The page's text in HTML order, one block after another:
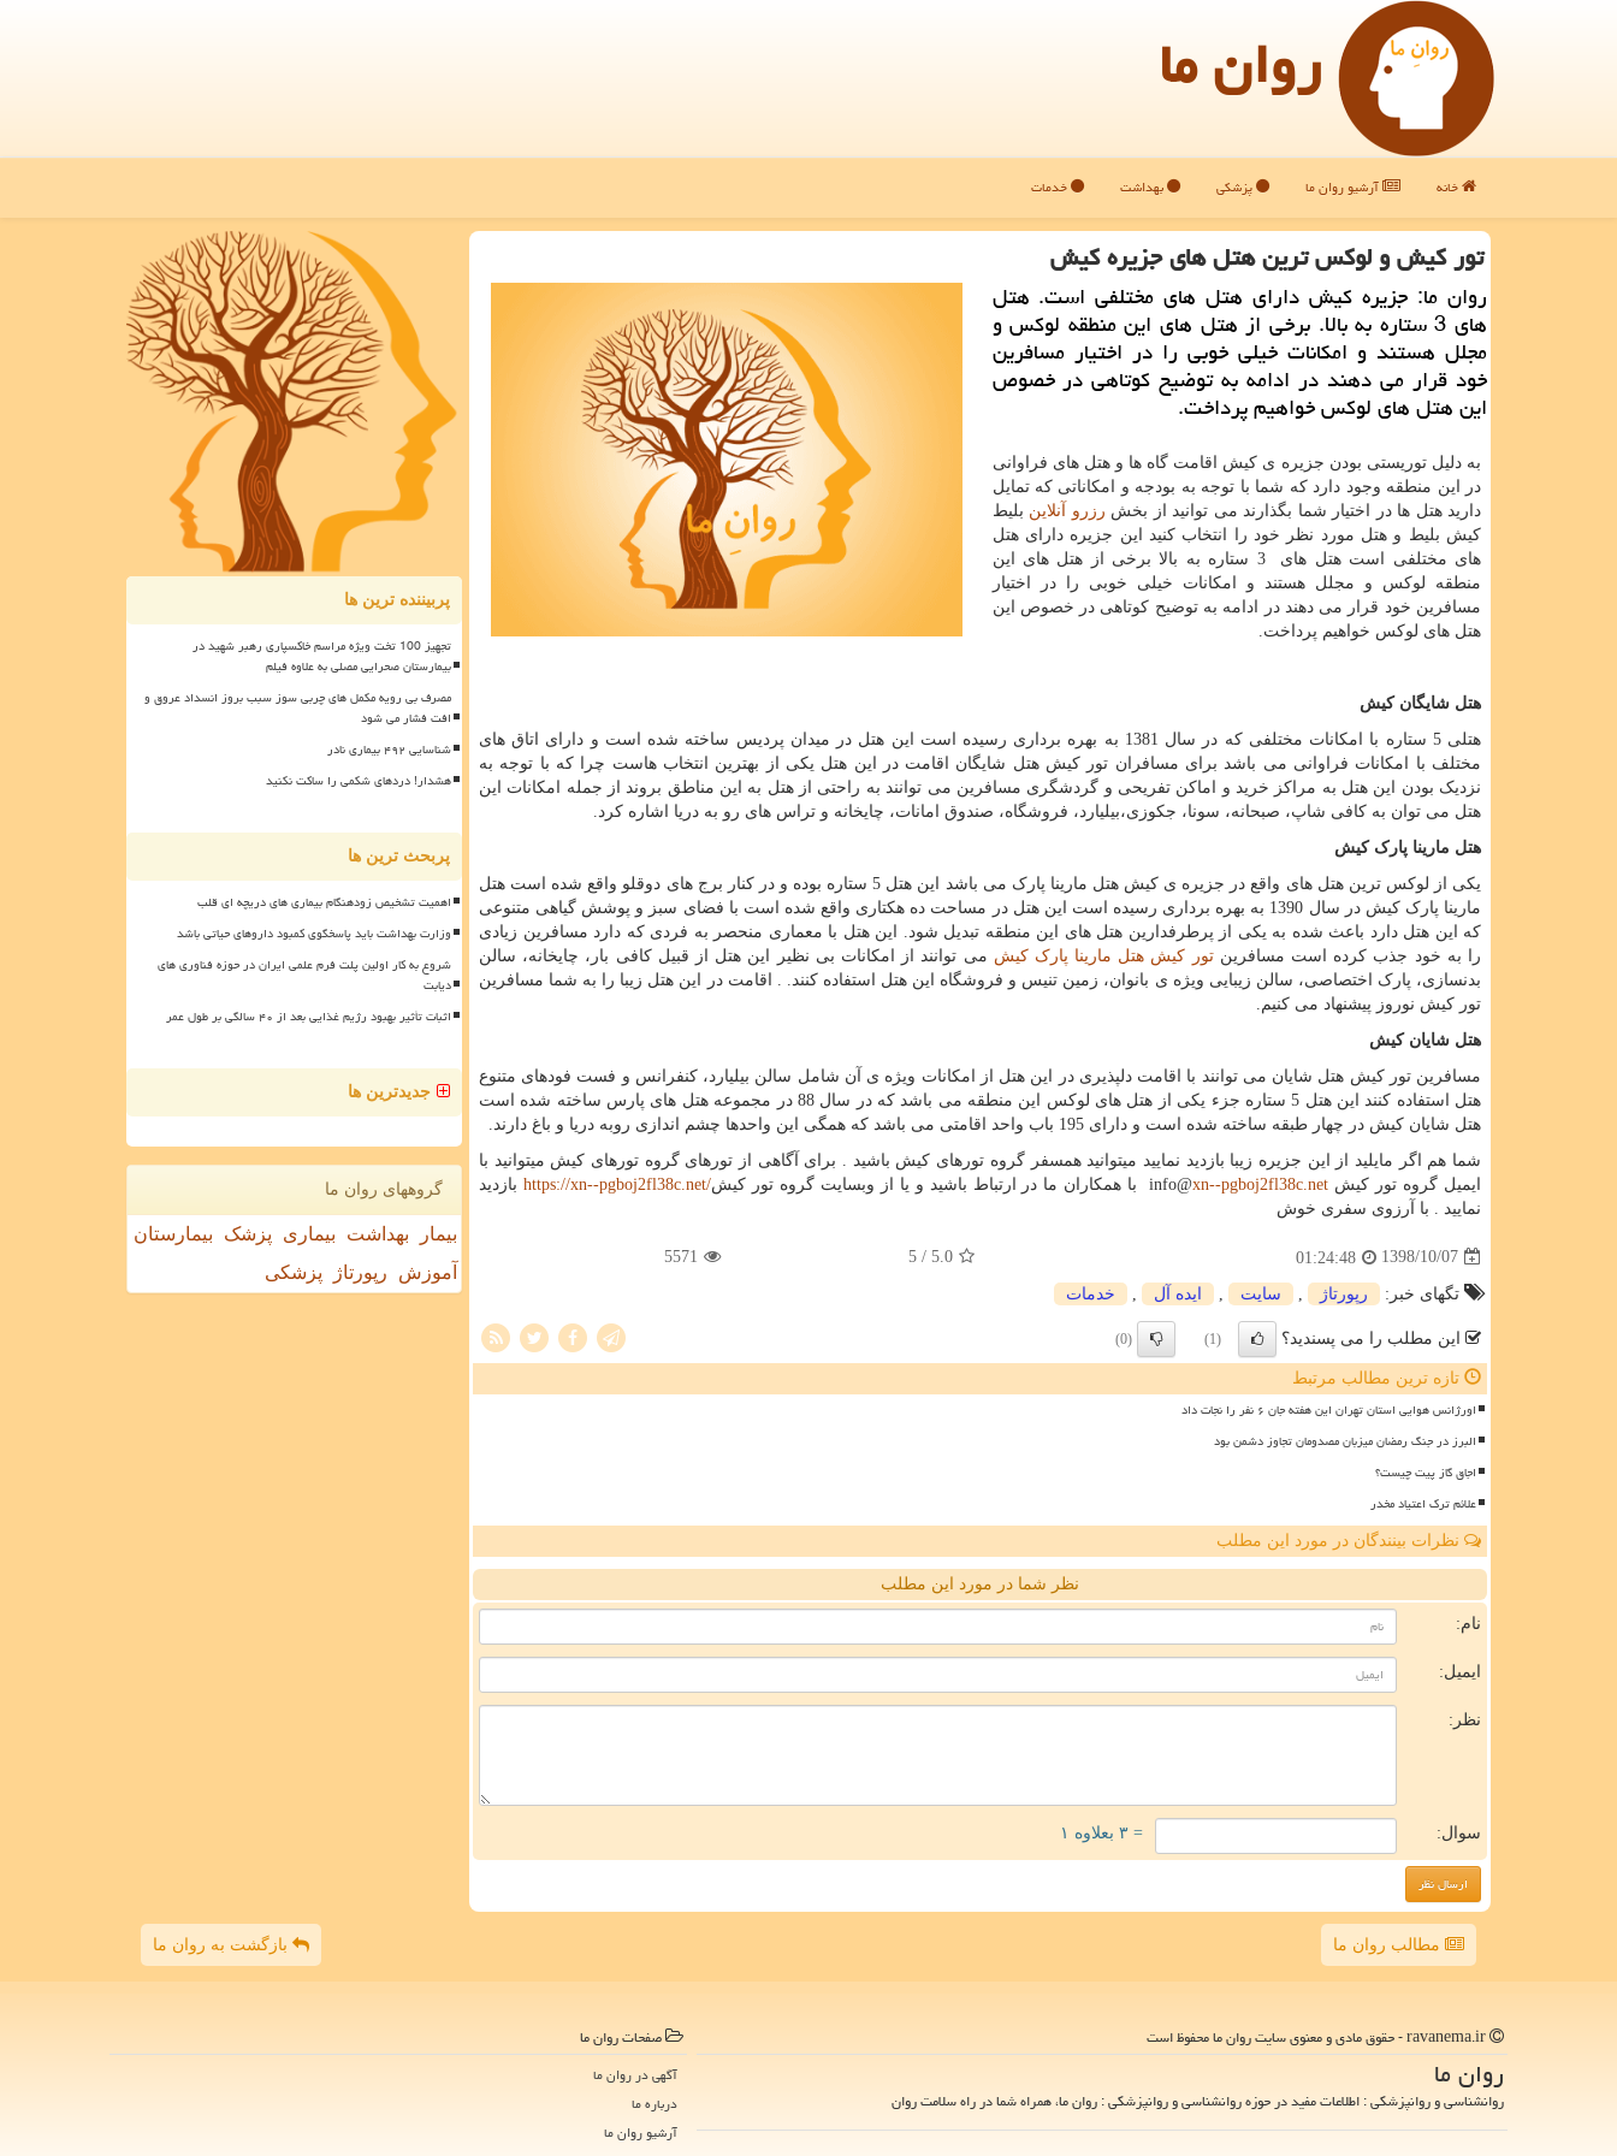
روان ما
خانه آرشیو روان ما پزشکی بهداشت خدمات
تور كیش و لوكس ترین هتل های جزیره كیش
روان ما: جزیره كیش دارای هتل های مختلفی است. هتل
های 3 ستاره به بالا. برخی از هتل های این منطقه لوكس و
مجلل هستند و امكانات خیلی خوبی را در اختیار مسافرین
خود قرار می دهند در ادامه به توضیح كوتاهی در خصوص
این هتل های لوكس خواهیم پرداخت.
به دلیل توریستی بودن جزیره ی کیش اقامت گاه ها و هتل های فراوانی
در این منطقه وجود دارد که شما با توجه به بودجه و امکاناتی که تمایل
دارید هتل ها در اختیار شما بگذارند می توانید از بخش رزرو آنلاین بلیط
کیش بلیط و هتل مورد نظر خود را انتخاب کنید این جزیره دارای هتل
های مختلفی است هتل های
3 ستاره به بالا برخی از هتل های این
منطقه لوکس و مجلل هستند و امکانات خیلی خوبی را در اختیار
مسافرین خود قرار می دهند در ادامه به توضیح کوتاهی در خصوص این
هتل های لوکس خواهیم پرداخت.
هتل شایگان کیش
هتلی 5 ستاره با امکانات مختلفی که در سال 1381 به بهره برداری رسیده است این هتل در میدان پردیس ساخته شده است و دارای اتاق های
مختلف با امکانات فراوانی می باشد برای مسافران تور کیش هتل شایگان اقامت در این هتل یکی از بهترین انتخاب هاست چرا که با توجه به
نزدیک بودن این هتل به مراکز خرید و اماکن تفریحی و گردشگری مسافرین می توانند به راحتی از هتل به این مناطق بروند از جمله امکانات این
هتل می توان به کافی شاپ، صبحانه، سونا، جکوزی،بیلیارد، فروشگاه، صندوق امانات، چایخانه و تراس های رو به دریا اشاره کرد.
هتل مارینا پارک کیش
یکی از لوکس ترین هتل های واقع در جزیره ی کیش هتل مارینا پارک می باشد این هتل 5 ستاره بوده و در کنار برج های دوقلو واقع شده است هتل
مارینا پارک کیش در سال 1390 به بهره برداری رسیده است این هتل در مساحت ده هکتاری واقع شده است با فضای سبز و پوشش گیاهی متنوعی
که این هتل دارد باعث شده به یکی از پرطرفدارین هتل های این منطقه تبدیل شود. این هتل با معماری منحصر به فردی که دارد مسافرین زیادی
را به خود جذب کرده است مسافرینتور کیش هتل مارینا پارک کیش می توانند از امکانات بی نظیر این هتل از قبیل کافی بار، چایخانه، سالن
بدنسازی، پارک اختصاصی، سالن زیبایی ویژه ی بانوان، زمین تنیس و فروشگاه این هتل استفاده کنند. . اقامت در این هتل زیبا را به شما مسافرین
تور کیش نوروز پیشنهاد می کنیم.
هتل شایان کیش
مسافرین تور کیش هتل شایان می توانند با اقامت دلپذیری در این هتل از امکانات ویژه ی آن شامل سالن بیلیارد، کنفرانس و فست فودهای متنوع
هتل استفاده کنند این هتل 5 ستاره جزء یکی از هتل های لوکس این منطقه می باشد که در سال 88 در مجموعه هتل های پارس ساخته شده است
هتل شایان کیش در چهار طبقه ساخته شده است و دارای 195 باب واحد اقامتی می باشد که همگی این واحدها چشم اندازی روبه دریا و باغ دارند.
شما هم اگر مایلید از این جزیره زیبا بازدید نمایید میتوانید همسفر گروه تورهای کیش باشید . برای آگاهی از تورهای گروه تورهای کیش میتوانید با
ایمیل گروه تور کیش
info@xn--pgboj2fl38c.net با همکاران ما در ارتباط باشید و یا از وبسایت گروه تور کیشhttps://xn--pgboj2fl38c.net/ بازدید
نمایید . با آرزوی سفری خوش
1398/10/07
01:24:48
5.0
/ 5
5571
تگهای خبر: رپورتاژ سایت ایده آل خدمات
این مطلب را می پسندید؟ (1)
(0)
تازه ترین مطالب مرتبط
اورژانس هوایی استان تهران این هفته جان ۶ نفر را نجات داد
البرز در جنگ رمضان میزبان مصدومان تجاوز دشمن بود
اجاق گاز پیت چیست؟
علائم ترک اعتیاد مخدر
نظرات بینندگان در مورد این مطلب
نظر شما در مورد این مطلب
نام:
ایمیل:
نظر:
سوال: = ۳ بعلاوه ۱
پربیننده ترین ها
تجهیز 100 تخت ویژه مراسم خاکسپاری رهبر شهید در
بیمارستان صحرایی مصلی به علاوه فیلم
مصرف بی رویه مکمل های چربی سوز سبب بروز انسداد عروق و
افت فشار می شود
شناسایی ۴۹۲ بیماری نادر
هشدار! دردهای شکمی را ساکت نکنید
پربحث ترین ها
اهمیت تشخیص زودهنگام بیماری های دریچه ای قلب
وزارت بهداشت باید پاسخگوی کمبود داروهای حیاتی باشد
شروع به کار اولین پلت فرم علمی ایران در حوزه فناوری های
دیابت
اثبات تأثیر بهبود رژیم غذایی بعد از ۴۰ سالگی بر طول عمر
جدیدترین ها
گروههای روان ما
بیمار بهداشت بیماری پزشک
بیمارستان
آموزش
رپورتاژ پزشکی
مطالب روان ما بازگشت به روان ما
روان ما
روانشناسی و روانپزشکی : اطلاعات مفید در حوزه روانشناسی و روانپزشکی : روان ما، همراه شما در راه سلامت روان
صفحات روان ما
آگهی در روان ما
درباره ما
آرشیو روان ما